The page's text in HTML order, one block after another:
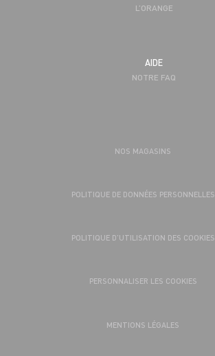
L’ORANGE
AIDE
NOTRE FAQ
NOS MAGASINS
POLITIQUE DE DONNÉES PERSONNELLES
POLITIQUE D’UTILISATION DES COOKIES
PERSONNALISER LES COOKIES
MENTIONS LÉGALES